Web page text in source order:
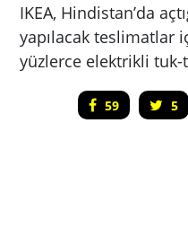
IKEA, Hindistan’da
yapılacak teslimatlar
yüzlerce elektrikli tuk-
59 5